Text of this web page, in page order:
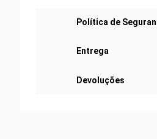
Política de
Entrega
Devoluções